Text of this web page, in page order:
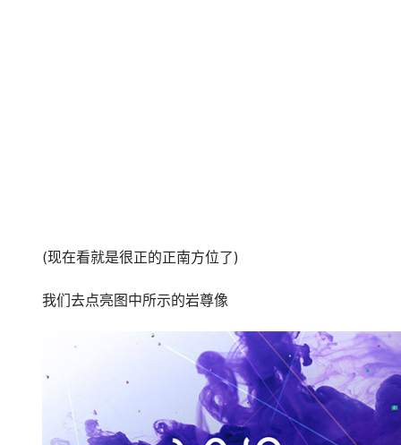
(现在看就是很正的正南方位了)
我们去点亮图中所示的岩尊像